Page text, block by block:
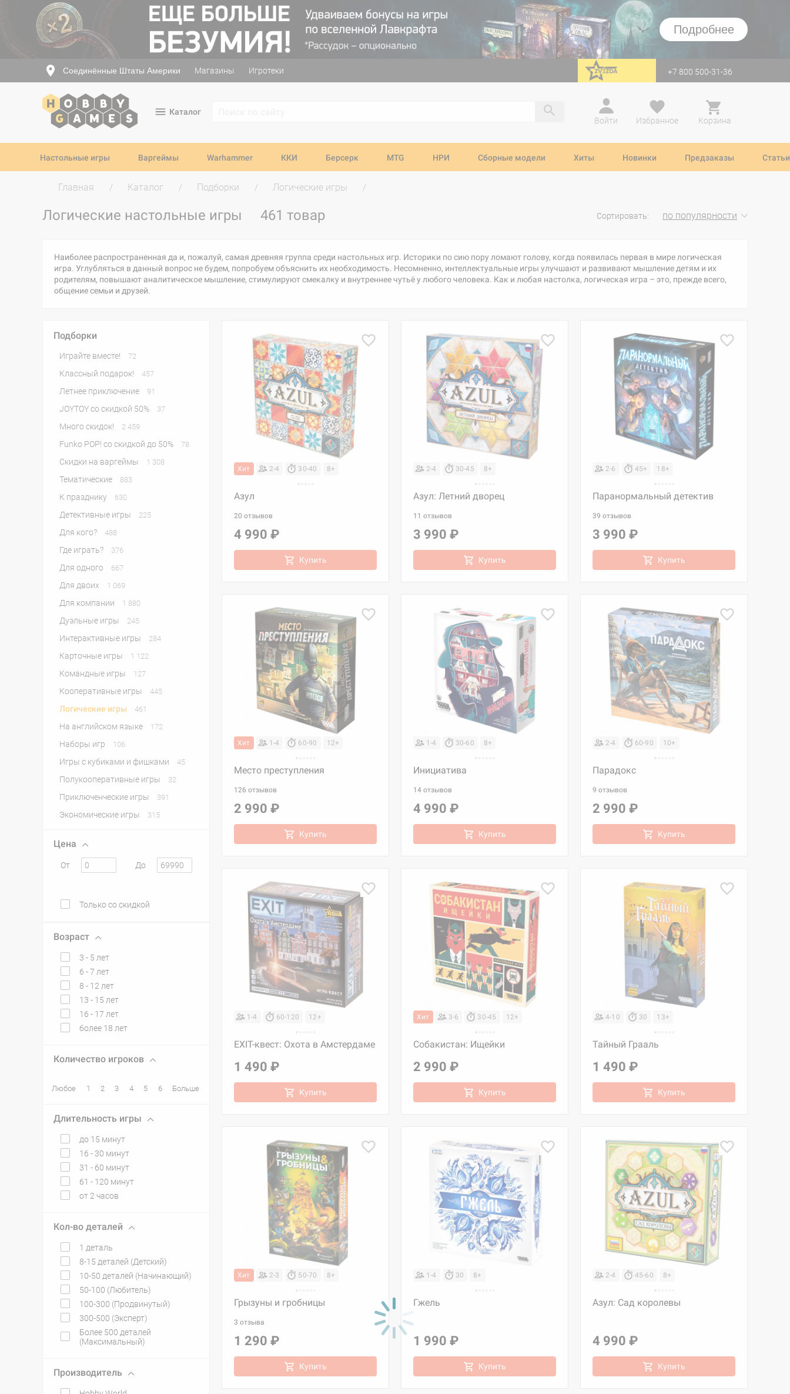
Подробнее
Соединённые Штаты Америки Магазины Игротеки перейти на Zvezda +7 800 500-31-36
Каталог
Войти
Избранное Корзина
Настольные игры Варгеймы Warhammer ККИ Берсерк MTG НРИ Сборные модели Хиты Новинки Предзаказы Статьи
Главная Каталог Подборки Логические игры
Логические настольные игры 461 товар Сортировать: по популярности
Наиболее распространенная да и, пожалуй, самая древняя группа среди настольных игр. Историки по сию пору ломают голову, когда появилась первая в мире логическая
игра. Углубляться в данный вопрос не будем, попробуем объяснить их необходимость. Несомненно, интеллектуальные игры улучшают и развивают мышление детям и их
родителям, повышают аналитическое мышление, стимулируют смекалку и внутреннее чутьё у любого человека. Как и любая настолка, логическая игра – это, прежде всего,
общение семьи и друзей.
Подборки
Играйте вместе! 72
Классный подарок! 457
Летнее приключение 91
JOYTOY со скидкой 50% 37
Много скидок! 2 459
Funko POP! со скидкой до 50% 78
Скидки на варгеймы 1 308
Тематические 883
К празднику 630
Детективные игры 225
Для кого? 488
Где играть? 376
Для одного 667
Для двоих 1 069
Для компании 1 880
Дуэльные игры 245
Интерактивные игры 284
Карточные игры 1 122
Командные игры 127
Кооперативные игры 445
Логические игры 461
На английском языке 172
Наборы игр 106
Игры с кубиками и фишками 45
Полукооперативные игры 32
Приключенческие игры 391
Экономические игры 315
Цена
От До
Только со скидкой
Возраст
3 - 5 лет
6 - 7 лет
8 - 12 лет
13 - 15 лет
16 - 17 лет
более 18 лет
Количество игроков
Любое 1 2 3 4 5 6 Больше
Длительность игры
до 15 минут
16 - 30 минут
31 - 60 минут
61 - 120 минут
от 2 часов
Кол-во деталей
1 деталь
8-15 деталей (Детский)
10-50 деталей (Начинающий)
50-100 (Любитель)
100-300 (Продвинутый)
300-500 (Эксперт)
Более 500 деталей
(Максимальный)
Производитель
Хит 2-4 30-40 8+
Азул
20 отзывов
4 990 ₽
Купить
2-4 30-45 8+
Азул: Летний дворец
11 отзывов
3 990 ₽
Купить
2-6 45+ 18+
Паранормальный детектив
39 отзывов
3 990 ₽
Купить
Хит 1-4 60-90 12+
Место преступления
126 отзывов
2 990 ₽
Купить
1-4 30-60 8+
Инициатива
14 отзывов
4 990 ₽
Купить
2-4 60-90 10+
Парадокс
9 отзывов
2 990 ₽
Купить
1-4 60-120 12+
EXIT-квест: Охота в Амстердаме
1 490 ₽
Купить
Хит 3-6 30-45 12+
Собакистан: Ищейки
2 990 ₽
Купить
4-10 30 13+
Тайный Грааль
1 490 ₽
Купить
Хит 2-3 50-70 8+
Грызуны и гробницы
3 отзыва
1 290 ₽
Купить
1-4 30 8+
Гжель
1 990 ₽
Купить
2-4 45-60 8+
Азул: Сад королевы
4 990 ₽
Купить